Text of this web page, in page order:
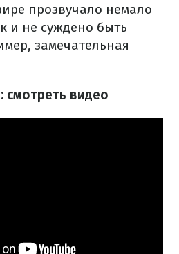
прозвучало немало
и не суждено быть
замечательная
смотреть видео